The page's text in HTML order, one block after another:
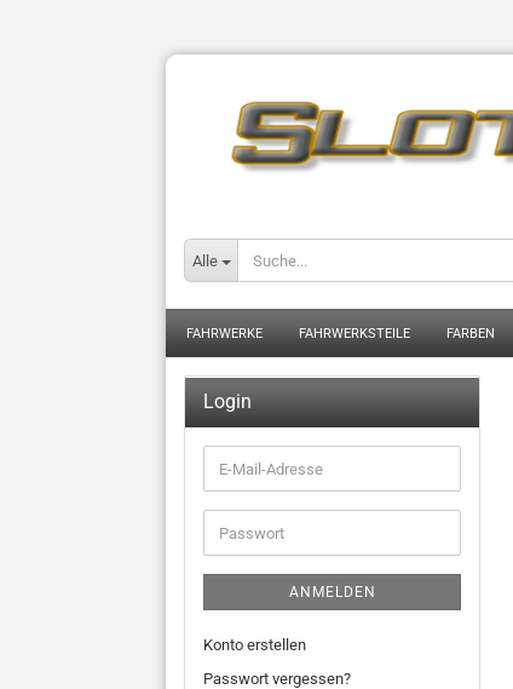
Alle
FAHRWERKE FAHRWERKSTEILE FARBEN
Login
E-
Mail-
Adresse
Passwort
ANMELDEN
Konto erstellen
Passwort vergessen?